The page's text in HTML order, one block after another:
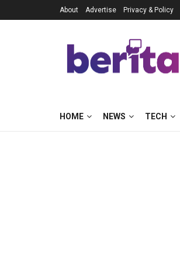
About Advertise Privacy & Policy
HOME NEWS TECH